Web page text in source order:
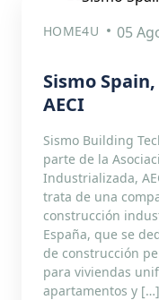
HOME4U 05
Sismo
AECI
Sismo Building
parte de la
Industrializada,
trata de una
construcción
España, que se
de construcción
para viviendas
apartamentos y […]